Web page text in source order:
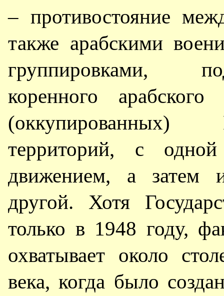
– противостояние
также арабскими
группировками,
коренного арабского
(оккупированных)
территорий, с
движением, а затем
другой. Хотя
только в 1948 году,
охватывает около
века, когда было